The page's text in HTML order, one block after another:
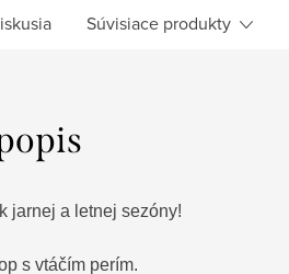
Súvisiace produkty
jarnej a letnej sezóny!
s vtáčím perím.